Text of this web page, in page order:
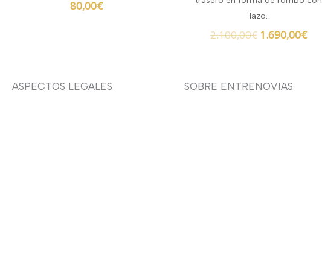
80,00€
lazo.
2.100,00€ 1.690,00€
ASPECTOS LEGALES SOBRE ENTRENOVIAS